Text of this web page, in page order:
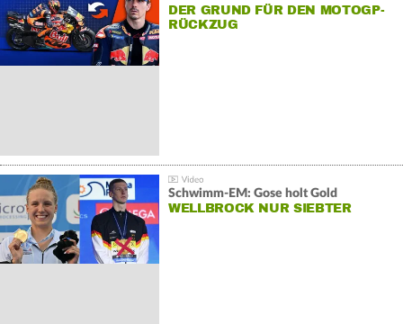
DER GRUND FÜR DEN MOTOGP-
RÜCKZUG
Schwimm-EM: Gose holt Gold
WELLBROCK NUR SIEBTER